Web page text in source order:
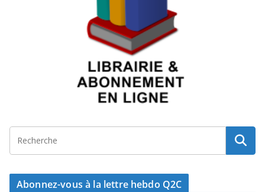
Abonnez-vous à la lettre hebdo Q2C